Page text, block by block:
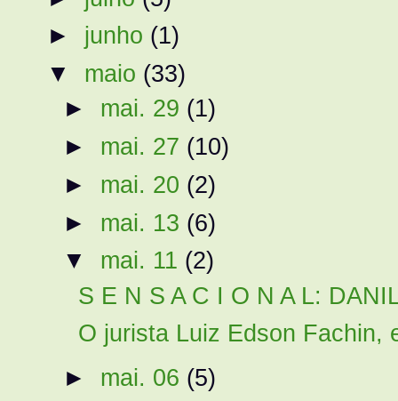
► junho (1)
▼ maio (33)
► mai. 29 (1)
► mai. 27 (10)
► mai. 20 (2)
► mai. 13 (6)
▼ mai. 11 (2)
S E N S A C I O N A L:
O jurista Luiz Edson Fachin,
► mai. 06 (5)